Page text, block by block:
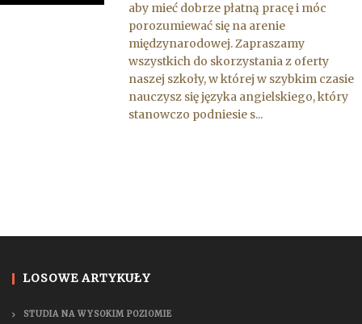
aby mieć dobrze płatną pracę i móc
porozumiewać się na arenie
międzynarodowej. Zapraszamy
wszystkich do skorzystania z oferty
naszej szkoły, w której w szybkim czasie
nauczysz się języka angielskiego, który
stanowczo podniesie s...
LOSOWE ARTYKUŁY
STUDIA NA WYSOKIM POZIOMIE